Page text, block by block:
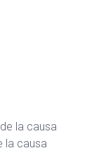
la causa
la causa